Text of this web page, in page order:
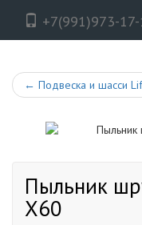
+7(991)973-
← Подвеска и шасси
Пыльник
X60